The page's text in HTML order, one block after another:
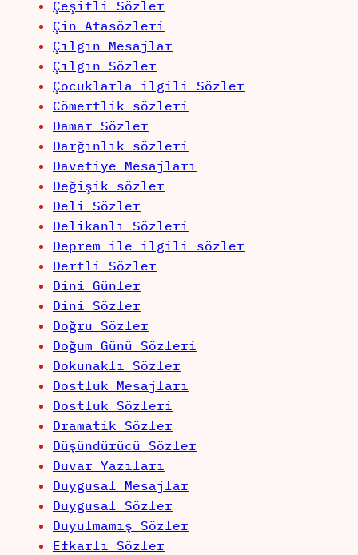
Çeşitli Sözler
Çin Atasözleri
Çılgın Mesajlar
Çılgın Sözler
Çocuklarla ilgili Sözler
Cömertlik sözleri
Damar Sözler
Darğınlık sözleri
Davetiye Mesajları
Değişik sözler
Deli Sözler
Delikanlı Sözleri
Deprem ile ilgili sözler
Dertli Sözler
Dini Günler
Dini Sözler
Doğru Sözler
Doğum Günü Sözleri
Dokunaklı Sözler
Dostluk Mesajları
Dostluk Sözleri
Dramatik Sözler
Düşündürücü Sözler
Duvar Yazıları
Duygusal Mesajlar
Duygusal Sözler
Duyulmamış Sözler
Efkarlı Sözler